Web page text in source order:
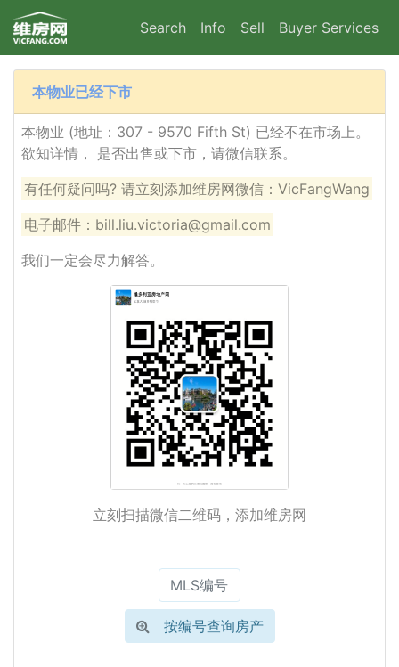
Search Info Sell Buyer Services
本物业已经下市
本物业 (地址：307 - 9570 Fifth St) 已经不在市场上。
欲知详情， 是否出售或下市，请微信联系。
有任何疑问吗? 请立刻添加维房网微信：VicFangWang
电子邮件：bill.liu.victoria@gmail.com
我们一定会尽力解答。
立刻扫描微信二维码，添加维房网
按编号查询房产